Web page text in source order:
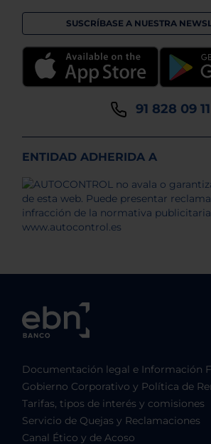
SUSCRÍBASE A NUESTRA
91 828 09 11
ENTIDAD ADHERIDA A
Documentación legal e Información
Gobierno Corporativo y Política de
Tarifas, tipos de interés y comisiones
Servicio de Quejas y Reclamaciones
Canal Ético y de Acoso